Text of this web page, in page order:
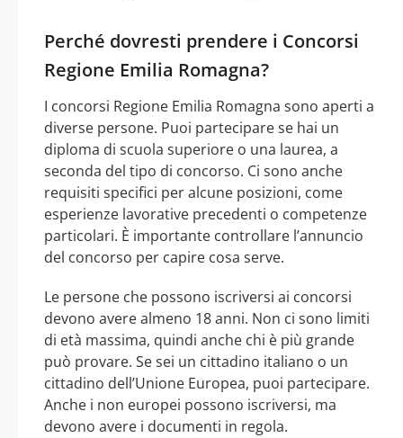
Perché dovresti prendere i Concorsi
Regione Emilia Romagna?
I concorsi Regione Emilia Romagna sono aperti a
diverse persone. Puoi partecipare se hai un
diploma di scuola superiore o una laurea, a
seconda del tipo di concorso. Ci sono anche
requisiti specifici per alcune posizioni, come
esperienze lavorative precedenti o competenze
particolari. È importante controllare l’annuncio
del concorso per capire cosa serve.
Le persone che possono iscriversi ai concorsi
devono avere almeno 18 anni. Non ci sono limiti
di età massima, quindi anche chi è più grande
può provare. Se sei un cittadino italiano o un
cittadino dell’Unione Europea, puoi partecipare.
Anche i non europei possono iscriversi, ma
devono avere i documenti in regola.